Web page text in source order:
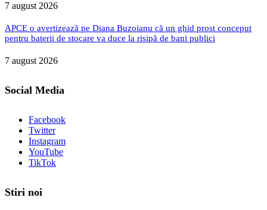
7 august 2026
APCE o avertizează pe Diana Buzoianu că un ghid prost conceput
pentru baterii de stocare va duce la risipă de bani publici
7 august 2026
Social Media
Facebook
Twitter
Instagram
YouTube
TikTok
Stiri noi